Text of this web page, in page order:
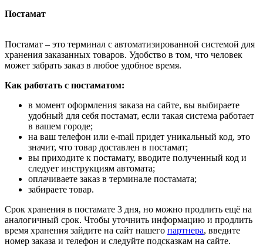
Постамат
Постамат – это терминал с автоматизированной системой для
хранения заказанных товаров. Удобство в том, что человек
может забрать заказ в любое удобное время.
Как работать с постаматом:
в момент оформления заказа на сайте, вы выбираете
удобный для себя постамат, если такая система работает
в вашем городе;
на ваш телефон или e-mail придет уникальный код, это
значит, что товар доставлен в постамат;
вы приходите к постамату, вводите полученный код и
следует инструкциям автомата;
оплачиваете заказ в терминале постамата;
забираете товар.
Срок хранения в постамате 3 дня, но можно продлить ещё на
аналогичный срок. Чтобы уточнить информацию и продлить
время хранения зайдите на сайт нашего партнера, введите
номер заказа и телефон и следуйте подсказкам на сайте.